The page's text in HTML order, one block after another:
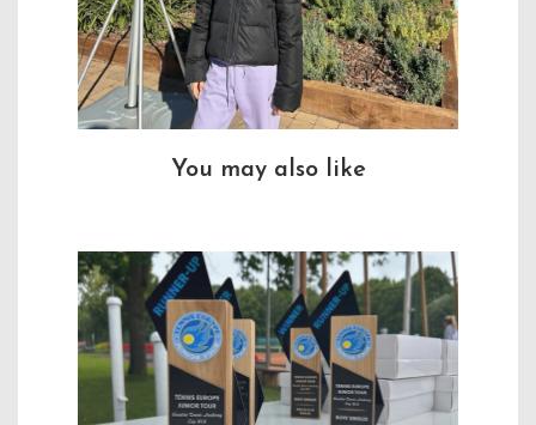
You may also like